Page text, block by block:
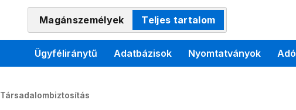
Magánszemélyek Teljes tartalom
Ügyféliránytű Adatbázisok Nyomtatványok Adó
Társadalombiztosítás